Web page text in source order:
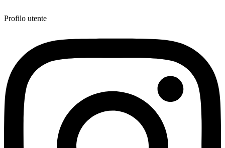
Profilo utente